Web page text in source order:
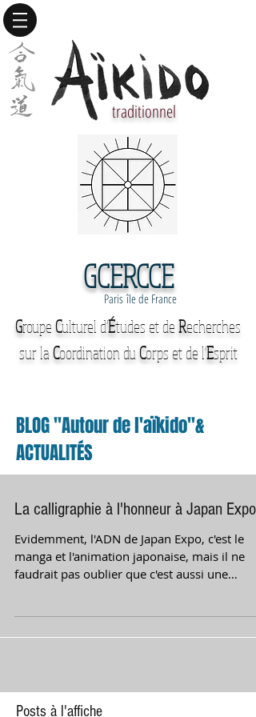
traditionnel
GCERCCE
Paris île de France
GroupeCulturel d'Études et deRecherches
sur laCoordination duCorps et de l'Esprit
BLOG "Autour de l'aïkido"&
ACTUALITÉS
La calligraphie à l'honneur à Japan Expo
Evidemment, l'ADN de Japan Expo, c'est le
manga et l'animation japonaise, mais il ne
faudrait pas oublier que c'est aussi une
Posts à l'affiche